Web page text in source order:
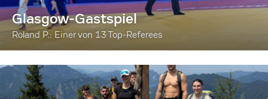
Glasgow-Gastspiel
Roland P.: Einer von 13 Top-Referees